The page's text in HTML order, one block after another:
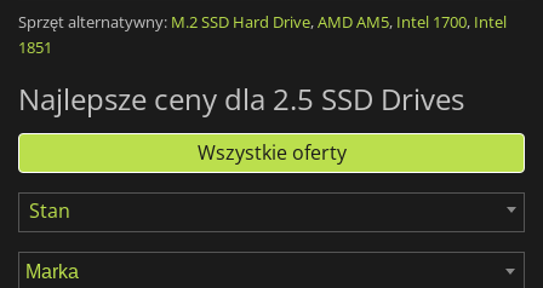
Masz starą konfigurację komputera, której uruchomienie trwa
wieczność? Zmodernizuj go, dodając dysk
niesamowitym prędkościom odczytu i zapisu, dyski
najlepszym rozwiązaniem pamięci masowej na rynku - teraz
bardziej przystępnym niż kiedykolwiek.
Sprzęt alternatywny: M.2 SSD Hard Drive,AMD AM5, Intel 1700, Intel
1851
Najlepsze ceny dla 2.5 SSD Drives
Wszystkie oferty
Stan